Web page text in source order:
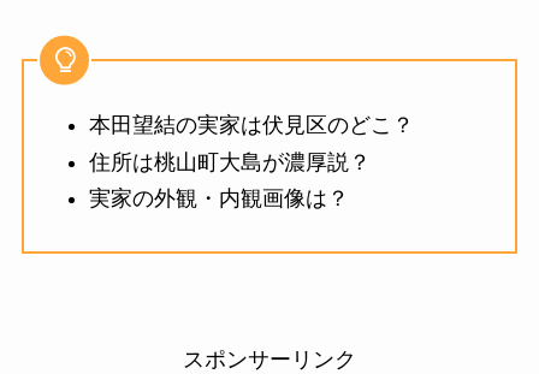
本田望結の実家は伏見区のどこ？
住所は桃山町大島が濃厚説？
実家の外観・内観画像は？
スポンサーリンク